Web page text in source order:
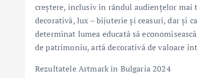
creștere, inclusiv în rândul audiențelor mai
decorativă, lux – bijuterie și ceasuri, dar și
determinat lumea educată să
de patrimoniu, artă decorativă de valoare
Rezultatele Artmark în Bulgaria 2024